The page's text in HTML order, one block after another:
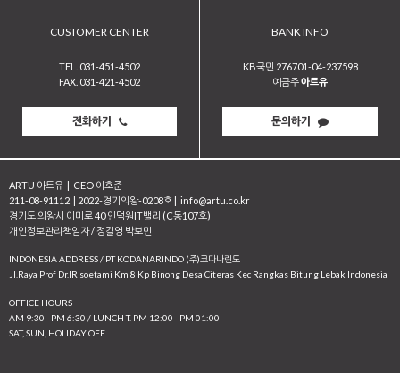
CUSTOMER CENTER
TEL. 031-451-4502
FAX. 031-421-4502
전화하기
BANK INFO
KB국민 276701-04-237598
예금주아트유
문의하기
ARTU 아트유
CEO 이호준
211-08-91112
2022-경기의왕-0208호
info@artu.co.kr
경기도 의왕시 이미로 40 인덕원IT밸리 (C동107호)
개인정보관리책임자 / 정길영 박보민
INDONESIA ADDRESS / PT KODANARINDO (주)코다나린도
JI.Raya Prof Dr.IR soetami Km 8 Kp Binong Desa Citeras Kec Rangkas Bitung Lebak Indonesia
OFFICE HOURS
AM 9:30 - PM 6:30 / LUNCH T. PM 12:00 - PM 01:00
SAT, SUN, HOLIDAY OFF